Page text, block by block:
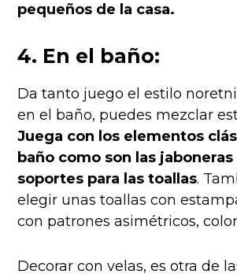
pequeños de la casa.
4. En el baño:
Da tanto juego el estilo
en el baño, puedes mezclar
Juega con los elementos
baño como son las jaboneras
soportes para las toallas.
elegir unas toallas con
con patrones asimétricos,
Decorar con velas, es otra de